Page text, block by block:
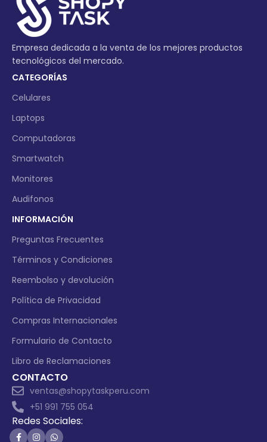
Empresa dedicada a la venta de los mejores productos
tecnológicos del mercado.
CATEGORÍAS
Celulares
Laptops
Computadoras
Smartwatch
Monitores
Audifonos
INFORMACIÓN
Preguntas Frecuentes
Términos y Condiciones
Reembolso y devolución
Política de Privacidad
Compras Internacionales
Formulario de Contacto
Libro de Reclamaciones
CONTACTO
ventas@shopytaskperu.com
+51 991 755 054
Redes Sociales: